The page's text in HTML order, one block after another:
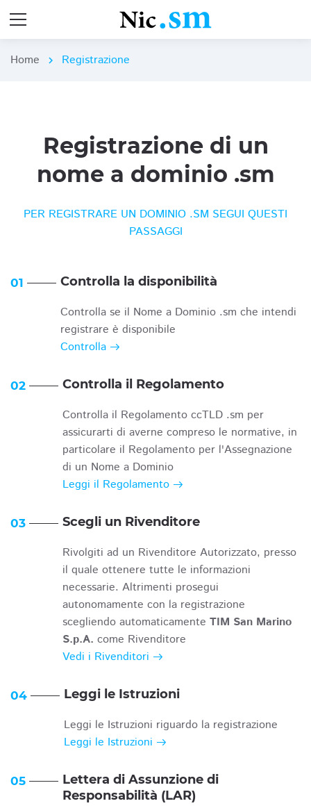
Home chevron_right Registrazione
Registrazione di un
nome a dominio .sm
PER REGISTRARE UN DOMINIO .SM SEGUI QUESTI
PASSAGGI
01 Controlla la disponibilità
Controlla se il Nome a Dominio .sm che intendi
registrare è disponibile
Controlla
02 Controlla il Regolamento
Controlla il Regolamento ccTLD .sm per
assicurarti di averne compreso le normative, in
particolare il Regolamento per l'Assegnazione
di un Nome a Dominio
Leggi il Regolamento
03 Scegli un Rivenditore
Rivolgiti ad un Rivenditore Autorizzato, presso
il quale ottenere tutte le informazioni
necessarie. Altrimenti prosegui
autonomamente con la registrazione
scegliendo automaticamente TIM San Marino
S.p.A. come Rivenditore
Vedi i Rivenditori
04 Leggi le Istruzioni
Leggi le Istruzioni riguardo la registrazione
Leggi le Istruzioni
05
Lettera di Assunzione di
Responsabilità (LAR)